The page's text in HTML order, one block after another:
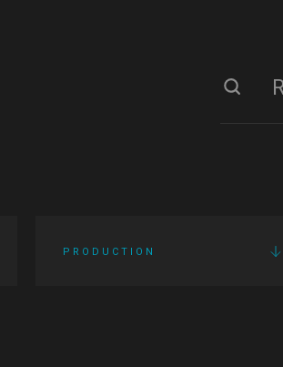
PRODUCTION